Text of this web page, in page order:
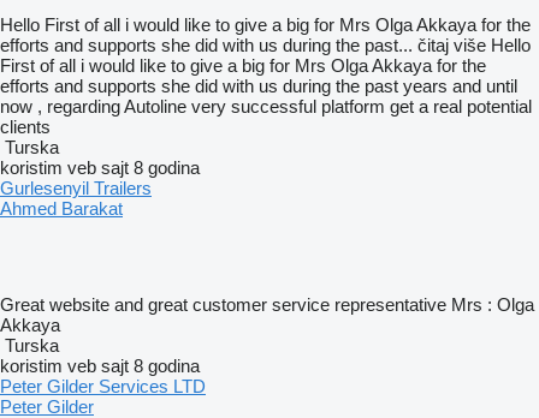
Hello First of all i would like to give a big for Mrs Olga Akkaya for the
efforts and supports she did with us during the past... čitaj više Hello
First of all i would like to give a big for Mrs Olga Akkaya for the
efforts and supports she did with us during the past years and until
now , regarding Autoline very successful platform get a real potential
clients
Turska
koristim veb sajt 8 godina
Gurlesenyil Trailers
Ahmed Barakat
Great website and great customer service representative Mrs : Olga
Akkaya
Turska
koristim veb sajt 8 godina
Peter Gilder Services LTD
Peter Gilder